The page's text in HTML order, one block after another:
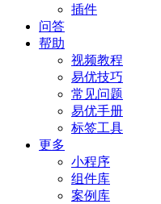
插件
问答
帮助
视频教程
易优技巧
常见问题
易优手册
标签工具
更多
小程序
组件库
案例库